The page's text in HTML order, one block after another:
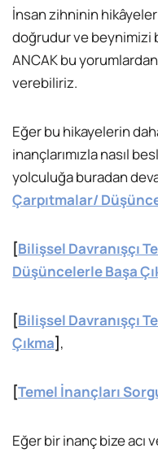
İnsan zihninin
doğrudur ve beynimizi
ANCAK bu
verebiliriz.
Eğer bu hikayelerin
inançlarımızla nasıl
yolculuğa buradan
Çarpıtmalar/
[Bilişsel Davranışçı
Düşüncelerle Başa
[Bilişsel Davranışçı
Çıkma] ,
[Temel İnançları
Eğer bir inanç bize acı